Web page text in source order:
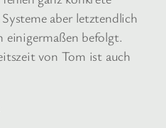
aber letztendlich
befolgt.
von Tom ist auch